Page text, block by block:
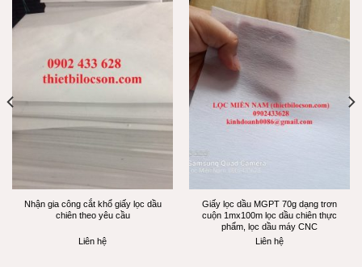
Nhận gia công cắt khổ giấy lọc dầu
chiên theo yêu cầu
Liên hệ
Giấy lọc dầu MGPT 70g dạng trơn
cuộn 1mx100m lọc dầu chiên thực
phẩm, lọc dầu máy CNC
Liên hệ